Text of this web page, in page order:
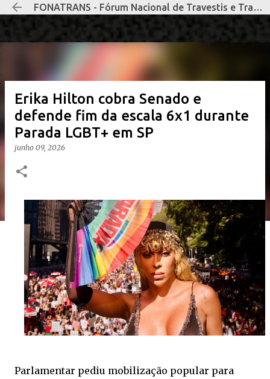
Pular para o conteúdo principal
FONATRANS - Fórum Nacional de Travestis e Transexuais Negras e Negros
Erika Hilton cobra Senado e
defende fim da escala 6x1 durante
Parada LGBT+ em SP
junho 09, 2026
Parlamentar pediu mobilização popular para